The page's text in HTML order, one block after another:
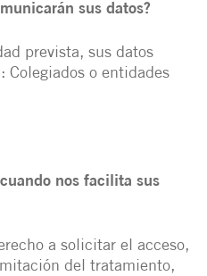
sus datos?
prevista, sus datos
Colegiados o entidades
nos facilita sus
a solicitar el acceso,
del tratamiento,